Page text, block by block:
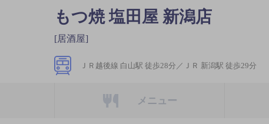
もつ焼 塩田屋 新潟店
[居酒屋]
ＪＲ越後線 白山駅 徒歩28分／ＪＲ 新潟駅 徒歩29分
メニュー